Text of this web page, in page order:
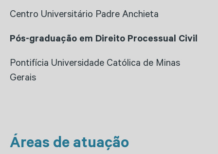
Centro Universitário Padre Anchieta
Pós-graduação em Direito Processual Civil
Pontifícia Universidade Católica de Minas
Gerais
Áreas de atuação